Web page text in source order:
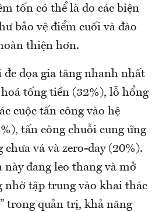
tốn có thể là do các biện
bảo vệ điểm cuối và đào
thiện hơn.
đe dọa gia tăng nhanh nhất
tống tiền (32%), lỗ hổng
cuộc tấn công vào hệ
tấn công chuỗi cung ứng
chưa vá và zero-day (20%).
đang leo thang và mở
nhờ tập trung vào khai thác
trong quản trị, khả năng